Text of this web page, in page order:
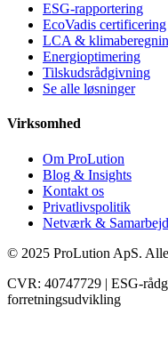
ESG-rapportering
EcoVadis certificering
LCA &
Energioptimering
Tilskudsrådgivning
Se alle løsninger
Virksomhed
Om ProLution
Blog & Insights
Kontakt os
Privatlivspolitik
Netværk &
© 2025 ProLution ApS.
CVR: 40747729 | ESG-
forretningsudvikling